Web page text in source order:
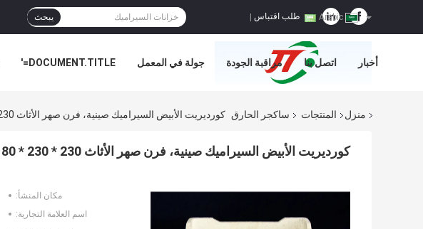
طلب اقتباس يبحث
DOCUMENT.TITLE=' جولة في المعمل مراقبة الجودة اتصل بنا أخبار
منزل
المنتجات ساكجر الحارق كورديريت الأبيض السيراميك صينية، فرن صهر الأثاث 230 * 230 * 80 ملليمتر
كورديريت الأبيض السيراميك صينية، فرن صهر الأثاث 230 * 230 * 80 ملليمتر
مكان المنشأ:
اسم العلامة التجارية: